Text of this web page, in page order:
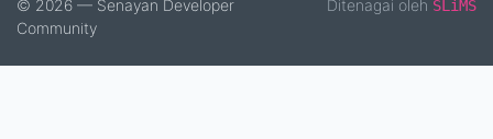
© 2026 — Senayan Developer
Community
Ditenagai oleh SLiMS